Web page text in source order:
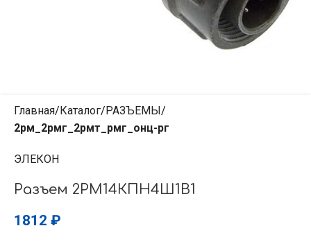
Главная Каталог РАЗЪЕМЫ
2рм_2рмг_2рмт_рмг_онц-рг
ЭЛЕКОН
Разъем 2РМ14КПН4Ш1В1
1812 ₽